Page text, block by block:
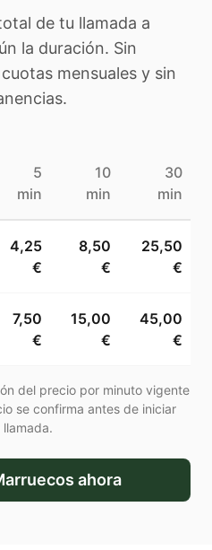
de tu llamada a
la duración. Sin
mensuales y sin
5
min
10
min
30
min
4,25
€
8,50
€
25,50
€
7,50
€
15,00
€
45,00
€
del precio por minuto vigente
se confirma antes de iniciar
ahora